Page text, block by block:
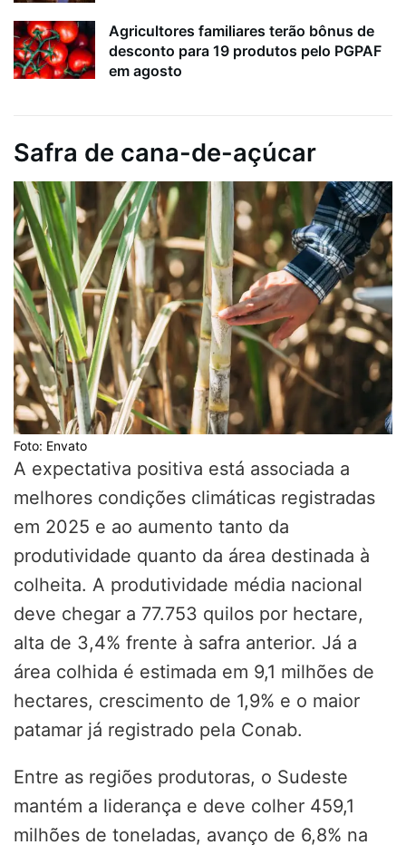
Agricultores familiares terão bônus de
desconto para 19 produtos pelo PGPAF
em agosto
Safra de cana-de-açúcar
Foto: Envato
A expectativa positiva está associada a
melhores condições climáticas registradas
em 2025 e ao aumento tanto da
produtividade quanto da área destinada à
colheita. A produtividade média nacional
deve chegar a 77.753 quilos por hectare,
alta de 3,4% frente à safra anterior. Já a
área colhida é estimada em 9,1 milhões de
hectares, crescimento de 1,9% e o maior
patamar já registrado pela Conab.
Entre as regiões produtoras, o Sudeste
mantém a liderança e deve colher 459,1
milhões de toneladas, avanço de 6,8% na